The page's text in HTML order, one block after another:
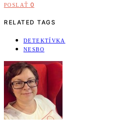
POSLAŤ 0
RELATED TAGS
DETEKTÍVKA
NESBO